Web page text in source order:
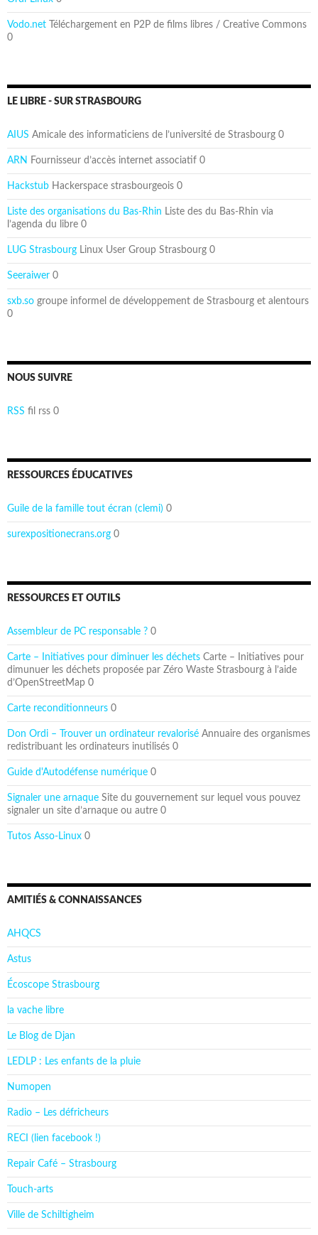
Vodo.net Téléchargement en P2P de films libres / Creative Commons
0
LE LIBRE - SUR STRASBOURG
AIUS Amicale des informaticiens de l’université de Strasbourg 0
ARN Fournisseur d’accès internet associatif 0
Hackstub Hackerspace strasbourgeois 0
Liste des organisations du Bas-Rhin Liste des du Bas-Rhin via
l’agenda du libre 0
LUG Strasbourg Linux User Group Strasbourg 0
Seeraiwer 0
sxb.so groupe informel de développement de Strasbourg et alentours
0
NOUS SUIVRE
RSS fil rss 0
RESSOURCES ÉDUCATIVES
Guile de la famille tout écran (clemi) 0
surexpositionecrans.org 0
RESSOURCES ET OUTILS
Assembleur de PC responsable ? 0
Carte – Initiatives pour diminuer les déchets Carte – Initiatives pour
dimunuer les déchets proposée par Zéro Waste Strasbourg à l’aide
d’OpenStreetMap 0
Carte reconditionneurs 0
Don Ordi – Trouver un ordinateur revalorisé Annuaire des organismes
redistribuant les ordinateurs inutilisés 0
Guide d'Autodéfense numérique 0
Signaler une arnaque Site du gouvernement sur lequel vous pouvez
signaler un site d’arnaque ou autre 0
Tutos Asso-Linux 0
AMITIÉS & CONNAISSANCES
AHQCS
Astus
Écoscope Strasbourg
la vache libre
Le Blog de Djan
LEDLP : Les enfants de la pluie
Numopen
Radio – Les défricheurs
RECI (lien facebook !)
Repair Café – Strasbourg
Touch-arts
Ville de Schiltigheim